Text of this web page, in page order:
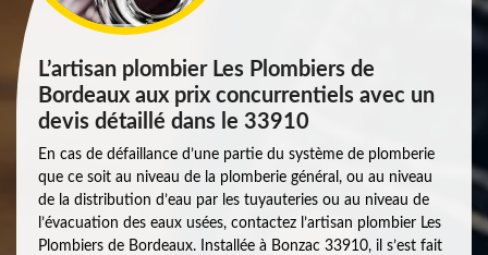
L’artisan plombier Les Plombiers de
Bordeaux aux prix concurrentiels avec un
devis détaillé dans le 33910
En cas de défaillance d’une partie du système de plomberie
que ce soit au niveau de la plomberie général, ou au niveau
de la distribution d’eau par les tuyauteries ou au niveau de
l’évacuation des eaux usées, contactez l’artisan plombier Les
Plombiers de Bordeaux. Installée à Bonzac 33910, il s’est fait